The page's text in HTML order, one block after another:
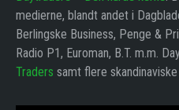
medierne, blandt andet i
Berlingske Business, Penge &
Radio P1, Euroman, B.T. m.m.
Traders samt flere